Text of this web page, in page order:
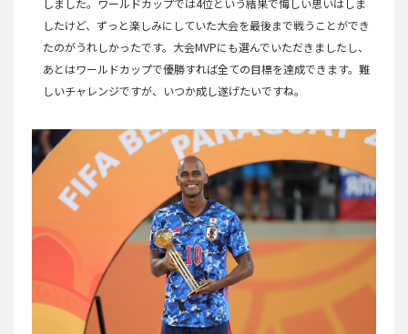
しました。ワールドカップでは4位という結果で悔しい思いはしま
したけど、ずっと楽しみにしていた大会を最後まで戦うことができ
たのがうれしかったです。大会MVPにも選んでいただきましたし、
あとはワールドカップで優勝すれば全ての目標を達成できます。難
しいチャレンジですが、いつか成し遂げたいですね。